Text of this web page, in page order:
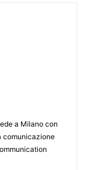
a Milano con
comunicazione